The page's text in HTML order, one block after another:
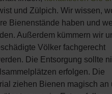
und Zülpich. Wir wissen,
Bienenstände haben und
Außerdem kümmern wir
Völker fachgerecht
Die Entsorgung sollte
erfolgen. Die
ziehen Bienen magisch an